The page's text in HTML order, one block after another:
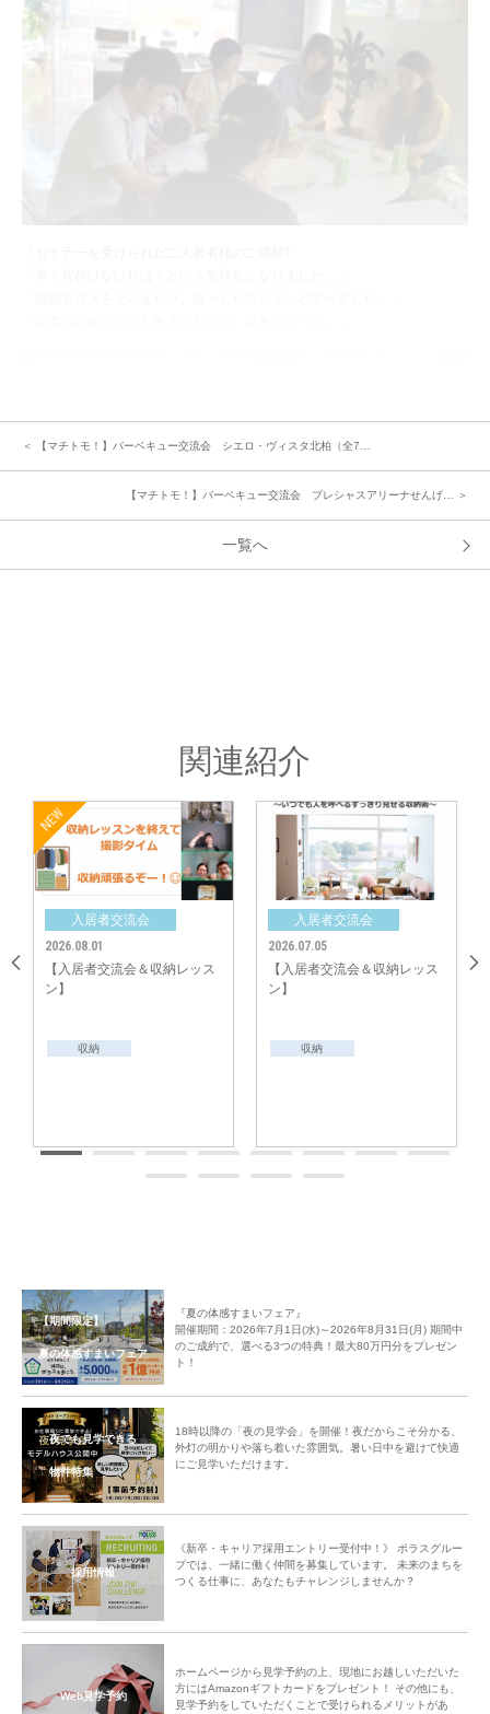
また、ペアになった2世帯がたまたま同じ駅周辺で同じ家を見学され「あそ
中央グリーン開発㈱では、これからの街の成長を楽しみにしつつ、今後も
「ご入居者様間のコミュニティ形成」のサポートをしてまいります。
＜ 【マチトモ！】バーベキュー交流会 シエロ・ヴィスタ北柏（全7…
【マチトモ！】バーベキュー交流会 プレシャスアリーナせんげ… ＞
一覧へ
関連紹介
収納レッス
【入居者交流会＆収納レッス
【入居者交流会＆収納
【期間限定】
夏の体感すまいフェア
『夏の体感すまいフェア』
開催期間：2026年7月1日(水)～2026年8月31日(月) 期間中
のご成約で、選べる3つの特典！最大80万円分をプレゼン
ト！
夜でも見学できる
物件特集
18時以降の「夜の見学会」を開催！夜だからこそ分かる、
外灯の明かりや落ち着いた雰囲気。暑い日中を避けて快適
にご見学いただけます。
採用情報
《新卒・キャリア採用エントリー受付中！》 ポラスグルー
プでは、一緒に働く仲間を募集しています。 未来のまちを
つくる仕事に、あなたもチャレンジしませんか？
Web見学予約
ホームページから見学予約の上、現地にお越しいただいた
方にはAmazonギフトカードをプレゼント！ その他にも、
見学予約をしていただくことで受けられるメリットがあ